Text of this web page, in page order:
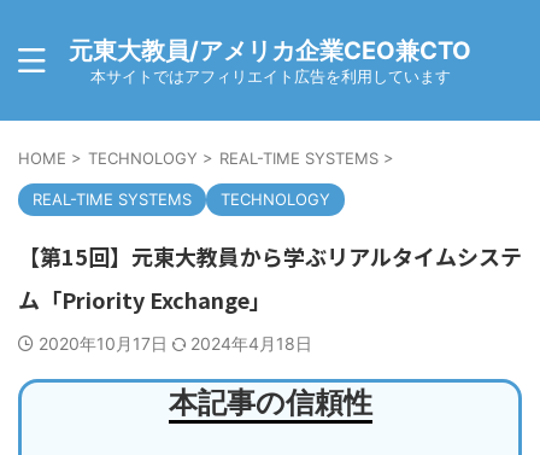
元東大教員/アメリカ企業CEO兼CTO
本サイトではアフィリエイト広告を利用しています
HOME > TECHNOLOGY > REAL-TIME SYSTEMS >
REAL-TIME SYSTEMS TECHNOLOGY
【第15回】元東大教員から学ぶリアルタイムシステ
ム「Priority Exchange」
2020年10月17日 2024年4月18日
本記事の信頼性